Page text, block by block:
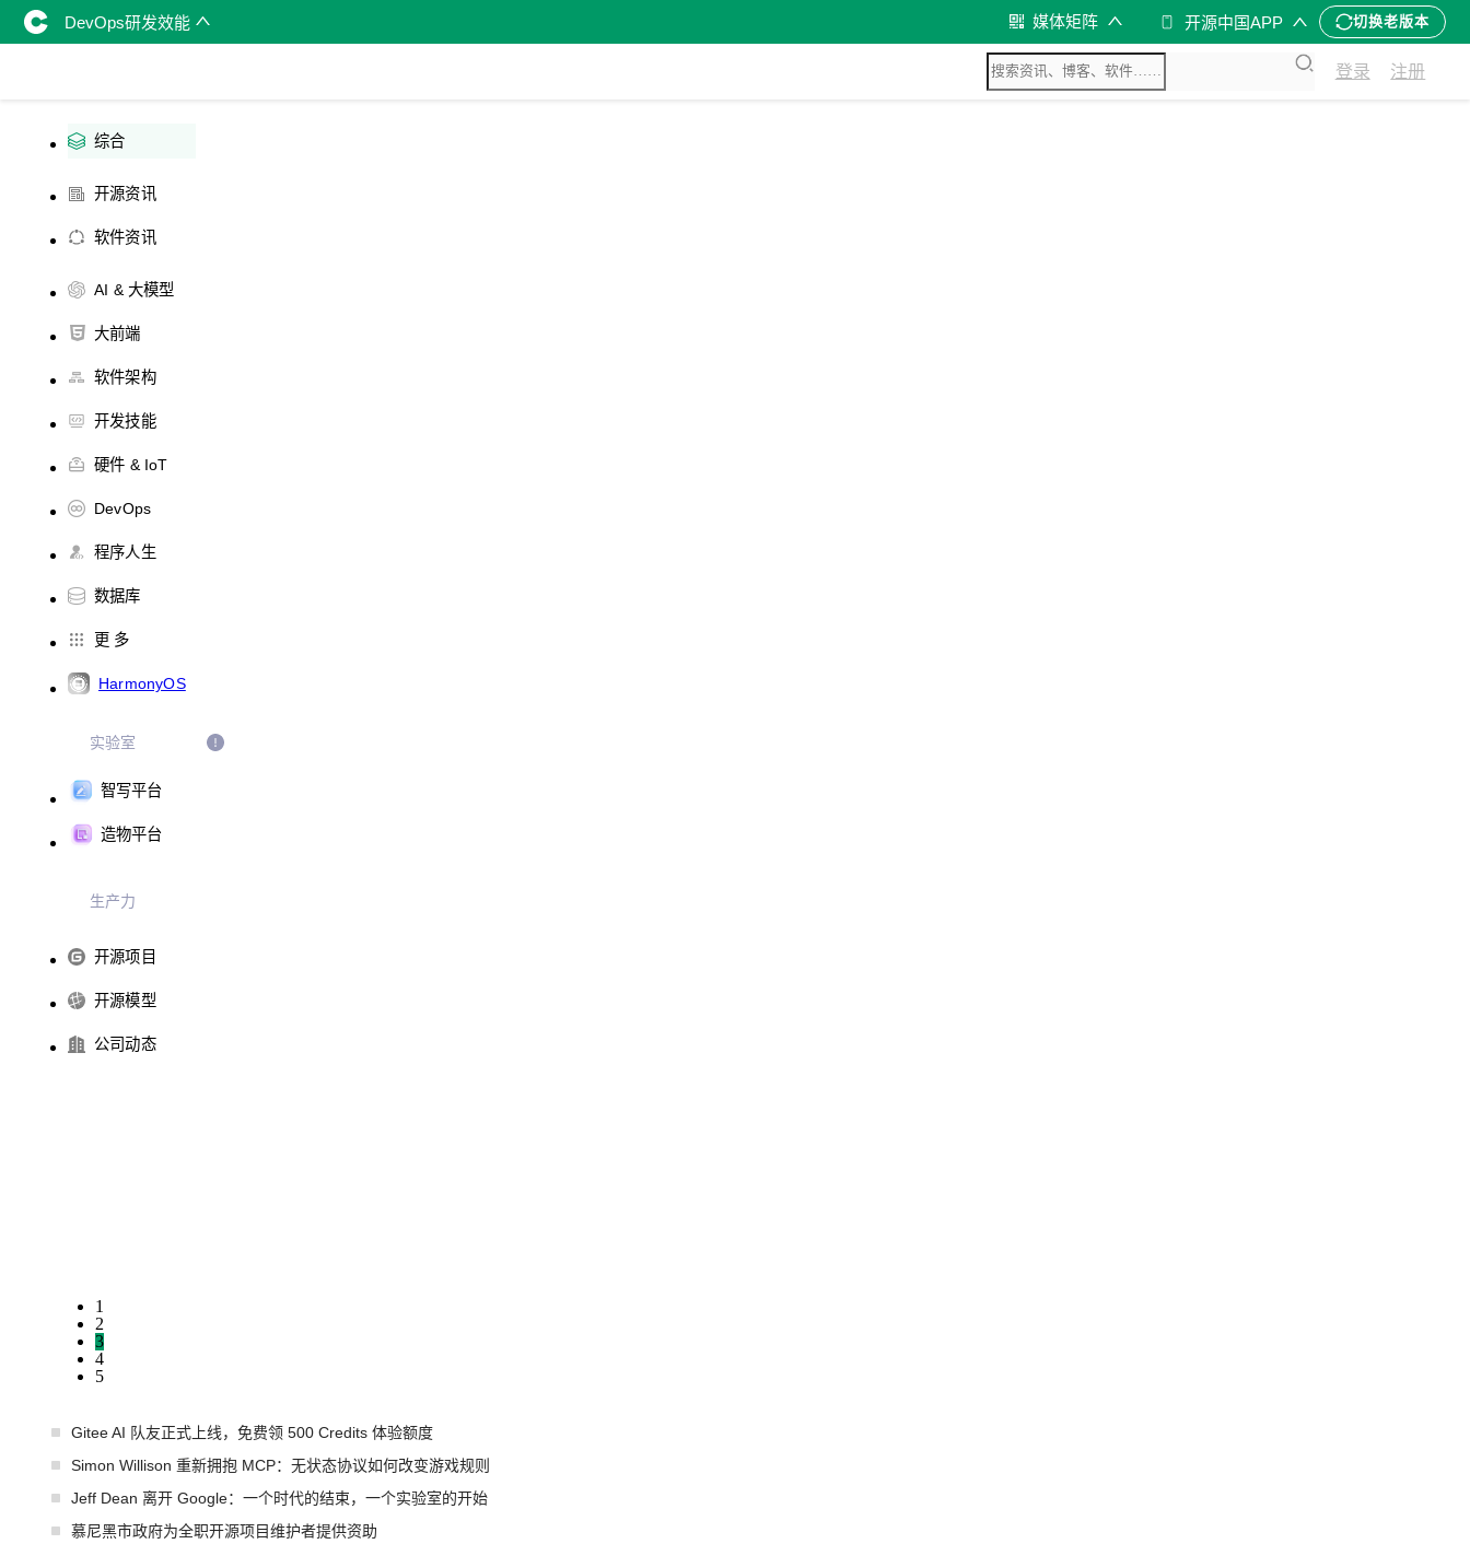
DevOps研发效能 媒体矩阵 开源中国APP 切换老版本
登录 注册
综合
开源资讯
软件资讯
AI & 大模型
大前端
软件架构
开发技能
硬件 & IoT
DevOps
程序人生
数据库
更 多
HarmonyOS
实验室
智写平台
造物平台
生产力
开源项目
开源模型
公司动态
1
2
3
4
5
Gitee AI 队友正式上线，免费领 500 Credits 体验额度
Simon Willison 重新拥抱 MCP：无状态协议如何改变游戏规则
Jeff Dean 离开 Google：一个时代的结束，一个实验室的开始
慕尼黑市政府为全职开源项目维护者提供资助